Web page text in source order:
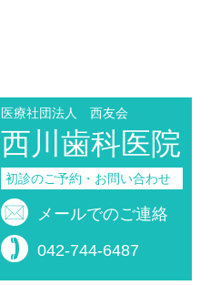
医療社団法人 西友会
西川歯科医院
初診のご予約・お問い合わせ
メールでのご連絡
042-744-6487